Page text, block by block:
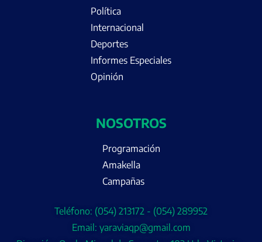
Política
Internacional
Deportes
Informes Especiales
Opinión
NOSOTROS
Programación
Amakella
Campañas
Teléfono: (054) 213172 - (054) 289952
Email: yaraviaqp@gmail.com